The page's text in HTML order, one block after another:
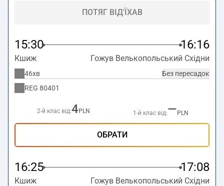
ПОТЯГ ВІД'ЇХАВ
15:30 16:16
Кшиж Гожув Велькопольський Східни
Без пересадок
46хв
REG 80401
2-й клас від:4 PLN 1-й клас від:— PLN
ОБРАТИ
16:25 17:08
Кшиж Гожув Велькопольський Східни